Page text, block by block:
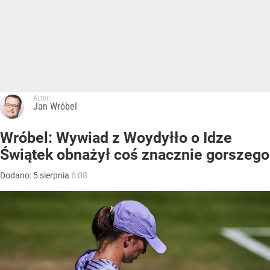
Autor:
Jan Wróbel
Wróbel: Wywiad z Woydyłło o Idze
Świątek obnażył coś znacznie gorszego
Dodano: 5 sierpnia 6:08